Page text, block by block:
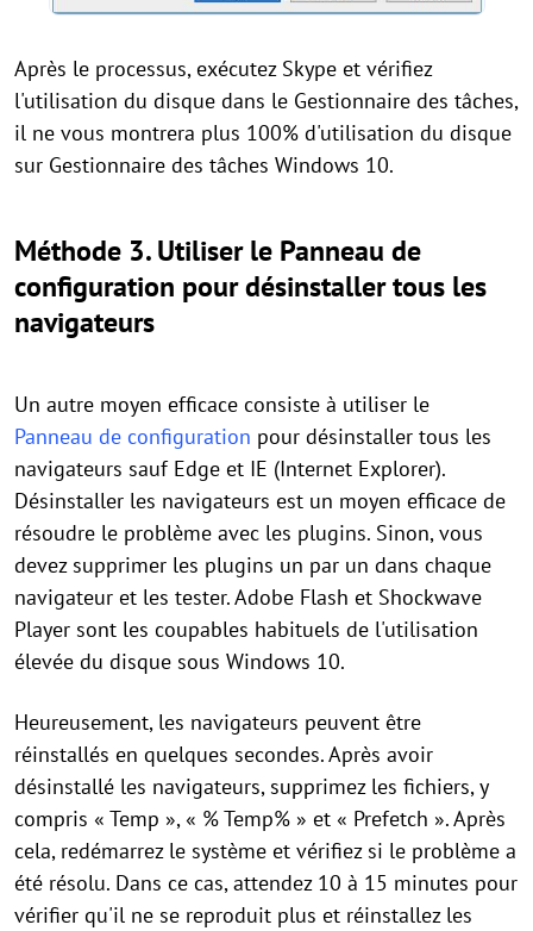
Après le processus, exécutez Skype et vérifiez
l'utilisation du disque dans le Gestionnaire des tâches,
il ne vous montrera plus 100% d'utilisation du disque
sur Gestionnaire des tâches Windows 10.
Méthode 3. Utiliser le Panneau de
configuration pour désinstaller tous les
navigateurs
Un autre moyen efficace consiste à utiliser le
Panneau de configuration pour désinstaller tous les
navigateurs sauf Edge et IE (Internet Explorer).
Désinstaller les navigateurs est un moyen efficace de
résoudre le problème avec les plugins. Sinon, vous
devez supprimer les plugins un par un dans chaque
navigateur et les tester. Adobe Flash et Shockwave
Player sont les coupables habituels de l'utilisation
élevée du disque sous Windows 10.
Heureusement, les navigateurs peuvent être
réinstallés en quelques secondes. Après avoir
désinstallé les navigateurs, supprimez les fichiers, y
compris « Temp », « % Temp% » et « Prefetch ». Après
cela, redémarrez le système et vérifiez si le problème a
été résolu. Dans ce cas, attendez 10 à 15 minutes pour
vérifier qu'il ne se reproduit plus et réinstallez les